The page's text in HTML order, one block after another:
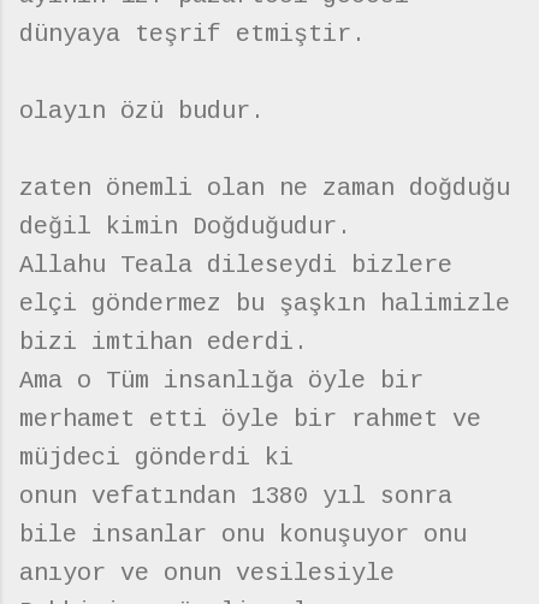
dünyaya teşrif etmiştir.
olayın özü budur.
zaten önemli olan ne zaman doğduğu
değil kimin Doğduğudur.
Allahu Teala dileseydi bizlere
elçi göndermez bu şaşkın halimizle
bizi imtihan ederdi.
Ama o Tüm insanlığa öyle bir
merhamet etti öyle bir rahmet ve
müjdeci gönderdi ki
onun vefatından 1380 yıl sonra
bile insanlar onu konuşuyor onu
anıyor ve onun vesilesiyle